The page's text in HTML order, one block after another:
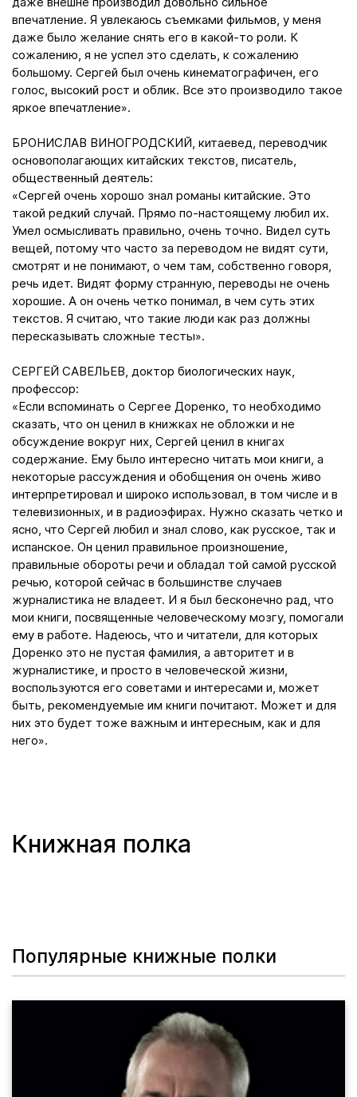
впечатление. Я увлекаюсь съемками фильмов, у меня
даже было желание снять его в какой-то роли. К
сожалению, я не успел это сделать, к сожалению
большому. Сергей был очень кинематографичен, его
голос, высокий рост и облик. Все это производило такое
яркое впечатление».
БРОНИСЛАВ ВИНОГРОДСКИЙ, китаевед, переводчик
основополагающих китайских текстов, писатель,
общественный деятель:
«Сергей очень хорошо знал романы китайские. Это
такой редкий случай. Прямо по-настоящему любил их.
Умел осмысливать правильно, очень точно. Видел суть
вещей, потому что часто за переводом не видят сути,
смотрят и не понимают, о чем там, собственно говоря,
речь идет. Видят форму странную, переводы не очень
хорошие. А он очень четко понимал, в чем суть этих
текстов. Я считаю, что такие люди как раз должны
пересказывать сложные тесты».
СЕРГЕЙ САВЕЛЬЕВ, доктор биологических наук,
профессор:
«Если вспоминать о Сергее Доренко, то необходимо
сказать, что он ценил в книжках не обложки и не
обсуждение вокруг них, Сергей ценил в книгах
содержание. Ему было интересно читать мои книги, а
некоторые рассуждения и обобщения он очень живо
интерпретировал и широко использовал, в том числе и в
телевизионных, и в радиоэфирах. Нужно сказать четко и
ясно, что Сергей любил и знал слово, как русское, так и
испанское. Он ценил правильное произношение,
правильные обороты речи и обладал той самой русской
речью, которой сейчас в большинстве случаев
журналистика не владеет. И я был бесконечно рад, что
мои книги, посвященные человеческому мозгу, помогали
ему в работе. Надеюсь, что и читатели, для которых
Доренко это не пустая фамилия, а авторитет и в
журналистике, и просто в человеческой жизни,
воспользуются его советами и интересами и, может
быть, рекомендуемые им книги почитают. Может и для
них это будет тоже важным и интересным, как и для
него».
Книжная полка
Популярные книжные полки